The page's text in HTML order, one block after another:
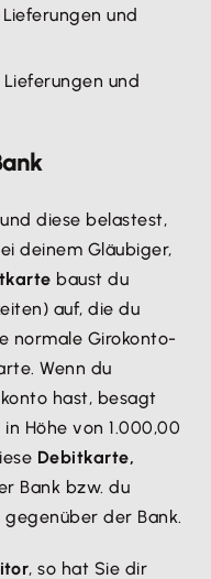
und
und
diese belastest,
deinem Gläubiger,
baust du
auf, die du
normale Girokonto-
Wenn du
hast, besagt
Höhe von 1.000,00
Debitkarte,
Bank bzw. du
gegenüber der Bank.
, so hat Sie dir